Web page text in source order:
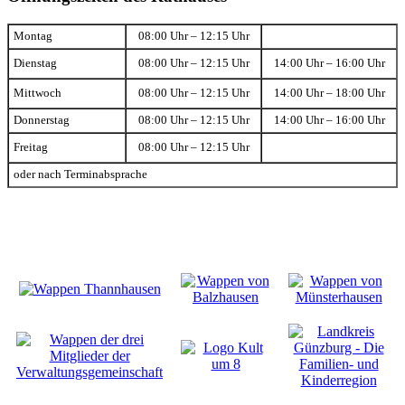
Montag 08:00 Uhr – 12:15 Uhr
Dienstag 08:00 Uhr – 12:15 Uhr 14:00 Uhr – 16:00 Uhr
Mittwoch 08:00 Uhr – 12:15 Uhr 14:00 Uhr – 18:00 Uhr
Donnerstag 08:00 Uhr – 12:15 Uhr 14:00 Uhr – 16:00 Uhr
Freitag 08:00 Uhr – 12:15 Uhr
oder nach Terminabsprache